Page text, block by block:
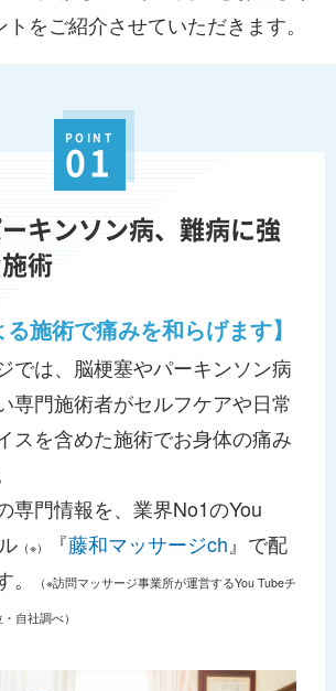
をご紹介させていただきます。
POINT
01
キンソン病、難病に強
術
る施術で痛みを和らげます】
では、脳梗塞やパーキンソン病
専門施術者がセルフケアや日常
スを含めた施術でお身体の痛み
専門情報を、業界No1のYou
（※） 『藤和マッサージch 』で配
（※訪問マッサージ事業所が運営するYou Tubeチ
自社調べ）